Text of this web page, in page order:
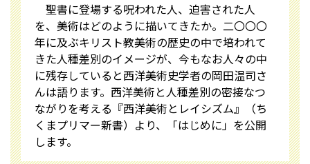
聖書に登場する呪われた人、迫害された人
を、美術はどのように描いてきたか。二〇〇〇
年に及ぶキリスト教美術の歴史の中で培われて
きた人種差別のイメージが、今もなお人々の中
に残存していると西洋美術史学者の岡田温司さ
んは語ります。西洋美術と人種差別の密接なつ
ながりを考える『西洋美術とレイシズム』（ち
くまプリマー新書）より、「はじめに」を公開
します。